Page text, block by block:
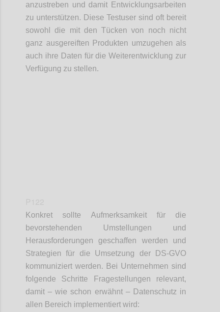
anzustreben und damit Entwicklungsarbeiten
zu unterstützen. Diese Testuser sind oft bereit
sowohl die mit den Tücken von noch nicht
ganz ausgereiften Produkten umzugehen als
auch ihre Daten für die Weiterentwicklung zur
Verfügung zu stellen.
Konkret sollte Aufmerksamkeit für die
bevorstehenden Umstellungen und
Herausforderungen geschaffen werden und
Strategien für die Umsetzung der DS-GVO
kommuniziert werden. Bei Unternehmen sind
folgende Schritte Fragestellungen relevant,
damit – wie schon erwähnt – Datenschutz in
allen Bereich implementiert wird: